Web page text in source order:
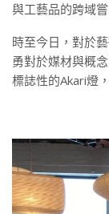
與工藝品的跨域嘗
時至今日，對於
勇對於媒材與概
標誌性的Akari燈